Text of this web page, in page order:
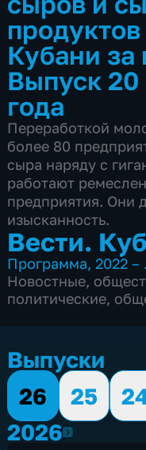
Кубани за
Выпуск 20
года
Переработкой
более 80
сыра наряду с
работают
предприятия. Они
изысканность.
Вести.
Программа,2022
Новостные,
политические,
Выпуски
26
25
20262026